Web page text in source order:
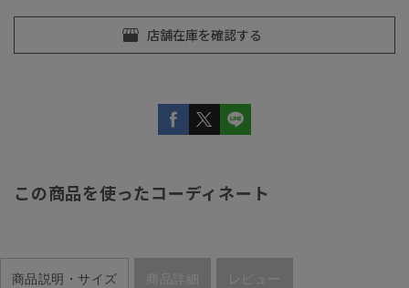
この商品を使ったコーディネート
商品説明・サイズ 商品詳細 レビュー